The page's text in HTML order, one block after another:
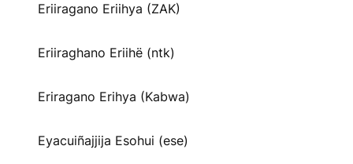
Eriiragano Eriihya (ZAK)
Eriiraghano Eriihë (ntk)
Eriragano Erihya (Kabwa)
Eyacuiñajjija Esohui (ese)